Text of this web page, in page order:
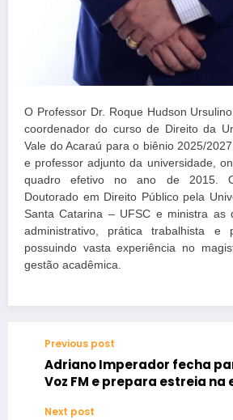
O Professor Dr. Roque Hudson
coordenador do curso de Direito da
Vale do Acaraú para o biênio 2025/
e professor adjunto da universidade,
quadro efetivo no ano de 2015.
Doutorado em Direito Público pela
Santa Catarina – UFSC e ministra as
administrativo, prática trabalhista e
possuindo vasta experiência no
gestão acadêmica.
Previous post
Adriano Imperador fecha
Voz FM e prepara estreia na
Next post